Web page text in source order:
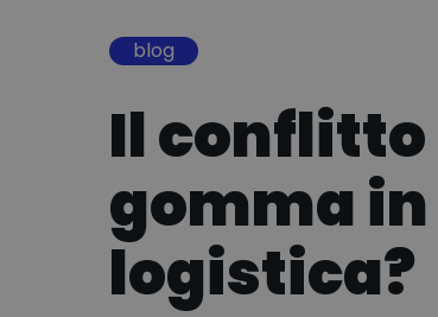
blog
Il conflitto
gomma
logistica?